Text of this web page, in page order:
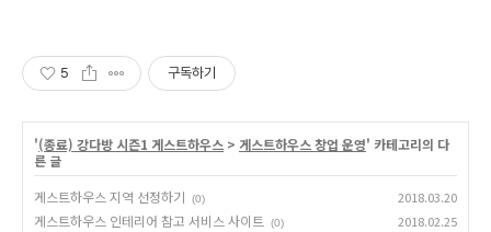
5 구독하기
'(종료) 강다방 시즌1 게스트하우스 > 게스트하우스 창업 운영' 카테고리의 다
른 글
게스트하우스 지역 선정하기
(0) 2018.03.20
게스트하우스 인테리어 참고 서비스 사이트 (0) 2018.02.25